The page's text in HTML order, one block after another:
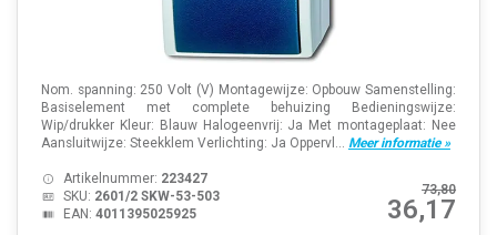
Nom. spanning: 250 Volt (V) Montagewijze: Opbouw Samenstelling:
Basiselement met complete behuizing Bedieningswijze:
Wip/drukker Kleur: Blauw Halogeenvrij: Ja Met montageplaat: Nee
Aansluitwijze: Steekklem Verlichting: Ja Oppervl... Meer informatie »
73,80
36,17
Artikelnummer: 223427
SKU: 2601/2 SKW-53-503
EAN: 4011395025925